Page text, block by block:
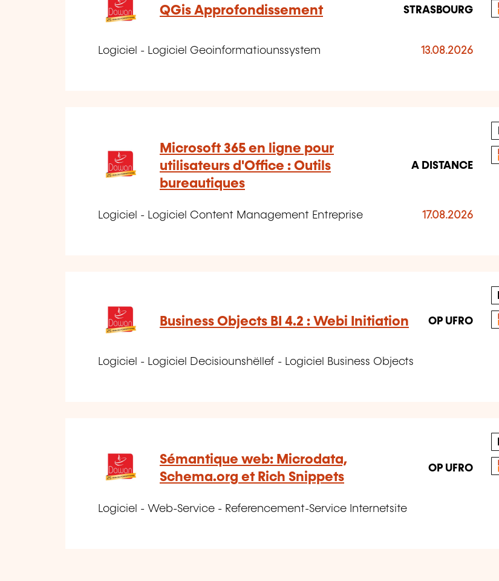
QGis Approfondissement STRASBOURG
Logiciel - Logiciel Geoinformatiounssystem 13.08.2026
Microsoft 365 en ligne pour
utilisateurs d'Office : Outils
bureautiques
A DISTANCE
Logiciel - Logiciel Content Management Entreprise 17.08.2026
Business Objects BI 4.2 : Webi Initiation OP UFRO
Logiciel - Logiciel Decisiounshëllef - Logiciel Business Objects
Sémantique web: Microdata,
Schema.org et Rich Snippets
OP UFRO
Logiciel - Web-Service - Referencement-Service Internetsite